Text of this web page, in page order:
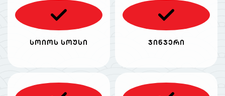
სოიოს სოუსი ჯინჯერი